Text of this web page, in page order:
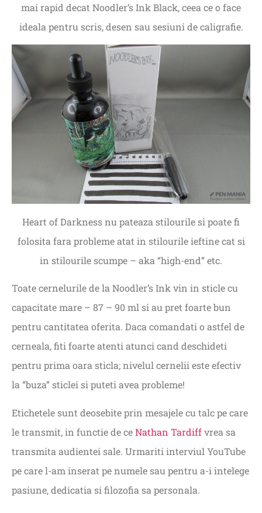
mai rapid decat Noodler’s Ink Black, ceea ce o face
ideala pentru scris, desen sau sesiuni de caligrafie.
Heart of Darkness nu pateaza stilourile si poate fi
folosita fara probleme atat in stilourile ieftine cat si
in stilourile scumpe – aka “high-end” etc.
Toate cernelurile de la Noodler’s Ink vin in sticle cu
capacitate mare – 87 – 90 ml si au pret foarte bun
pentru cantitatea oferita. Daca comandati o astfel de
cerneala, fiti foarte atenti atunci cand deschideti
pentru prima oara sticla; nivelul cernelii este efectiv
la “buza” sticlei si puteti avea probleme!
Etichetele sunt deosebite prin mesajele cu talc pe care
le transmit, in functie de ceNathan Tardiffvrea sa
transmita audientei sale. Urmariti interviul YouTube
pe care l-am inserat pe numele sau pentru a-i intelege
pasiune, dedicatia si filozofia sa personala.